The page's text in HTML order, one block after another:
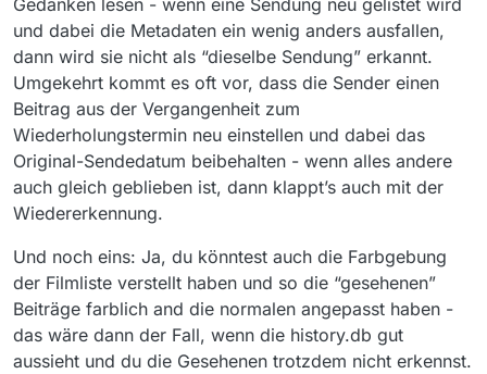
Gedanken lesen - wenn eine Sendung neu gelistet wird
und dabei die Metadaten ein wenig anders ausfallen,
dann wird sie nicht als “dieselbe Sendung” erkannt.
Umgekehrt kommt es oft vor, dass die Sender einen
Beitrag aus der Vergangenheit zum
Wiederholungstermin neu einstellen und dabei das
Original-Sendedatum beibehalten - wenn alles andere
auch gleich geblieben ist, dann klappt’s auch mit der
Wiedererkennung.
Und noch eins: Ja, du könntest auch die Farbgebung
der Filmliste verstellt haben und so die “gesehenen”
Beiträge farblich and die normalen angepasst haben -
das wäre dann der Fall, wenn die history.db gut
aussieht und du die Gesehenen trotzdem nicht erkennst.